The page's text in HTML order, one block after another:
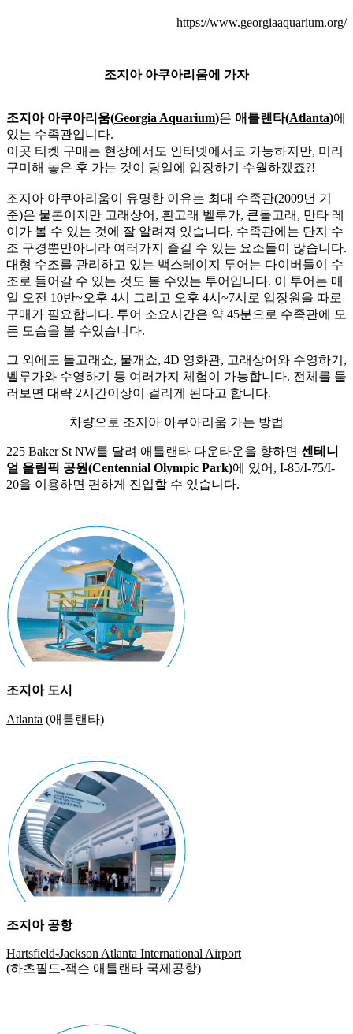
https://www.georgiaaquarium.org/
조지아 아쿠아리움에 가자
조지아 아쿠아리움(Georgia Aquarium)은 애틀랜타(Atlanta)에
있는 수족관입니다.
이곳 티켓 구매는 현장에서도 인터넷에서도 가능하지만, 미리
구미해 놓은 후 가는 것이 당일에 입장하기 수월하겠죠?!
조지아 아쿠아리움이 유명한 이유는 최대 수족관(2009년 기
준)은 물론이지만 고래상어, 흰고래 벨루가, 큰돌고래, 만타 레
이가 볼 수 있는 것에 잘 알려져 있습니다. 수족관에는 단지 수
조 구경뿐만아니라 여러가지 즐길 수 있는 요소들이 많습니다.
대형 수조를 관리하고 있는 백스테이지 투어는 다이버들이 수
조로 들어갈 수 있는 것도 볼 수있는 투어입니다. 이 투어는 매
일 오전 10반~오후 4시 그리고 오후 4시~7시로 입장원을 따로
구매가 필요합니다. 투어 소요시간은 약 45분으로 수족관에 모
든 모습을 볼 수있습니다.
그 외에도 돌고래쇼, 물개쇼, 4D 영화관, 고래상어와 수영하기,
벨루가와 수영하기 등 여러가지 체험이 가능합니다. 전체를 둘
러보면 대략 2시간이상이 걸리게 된다고 합니다.
차량으로 조지아 아쿠아리움 가는 방법
225 Baker St NW를 달려 애틀랜타 다운타운을 향하면 센테니
얼 올림픽 공원(Centennial Olympic Park)에 있어, I-85/I-75/I-
20을 이용하면 편하게 진입할 수 있습니다.
조지아 도시
Atlanta (애틀랜타)
조지아 공항
Hartsfield-Jackson Atlanta International Airport
(하츠필드-잭슨 애틀랜타 국제공항)